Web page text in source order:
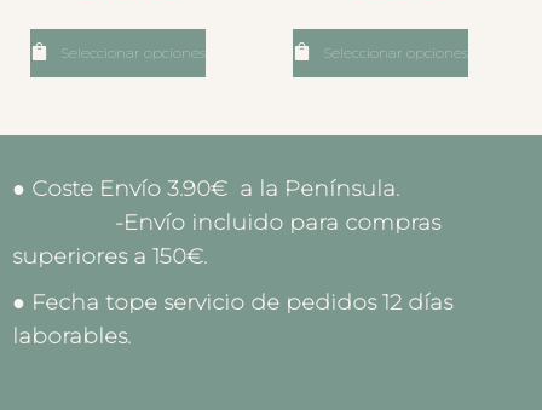
Seleccionar opciones Seleccionar opciones
● Coste Envío 3.90€ a la Península.
-Envío incluido para compras
superiores a 150€.
● Fecha tope servicio de pedidos 12 días
laborables.